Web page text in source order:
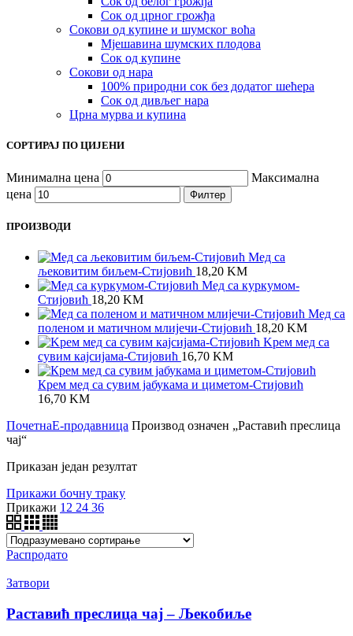
Сок од црног грожђа
Сокови од купине и шумског воћа
Мјешавина шумских плодова
Сок од купине
Сокови од нара
100% природни сок без додатог шећера
Сок од дивљег нара
Црна мурва и купина
СОРТИРАЈ ПО ЦИЈЕНИ
Минимална цена
Максимална
цена
Филтер
ПРОИЗВОДИ
Мед са
љековитим биљем-Стијовић 18,20 KM
Meд са куркумом-
Стијовић 18,20 KM
Мед са
поленом и матичном млијечи-Стијовић 18,20 KM
Kрем мед са
сувим кајсијама-Стијовић 16,70 KM
Крем мед са сувим јабукама и циметом-Стијовић
16,70 KM
ПочетнаЕ-продавница Производ oзначен „Раставић преслица
чај“
Приказан један резултат
Прикажи бочну траку
Прикажи 12 24 36
Распродато
Затвори
Раставић преслица чај – Љекобиље